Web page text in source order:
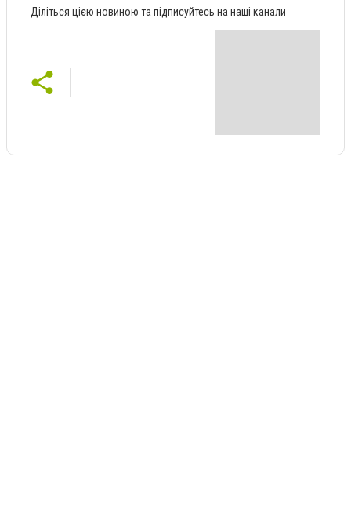
Діліться цією новиною та підписуйтесь на наші канали